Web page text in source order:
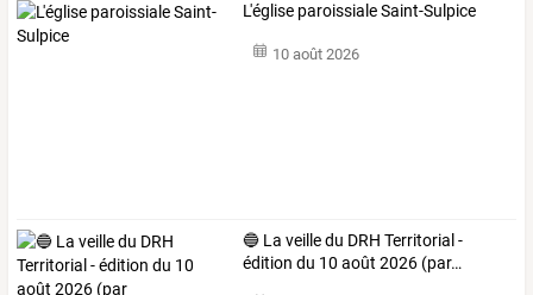
L'église paroissiale Saint-Sulpice
10 août 2026
🔵 La veilledu DRH Territorial -
édition du 10 août 2026 (par…